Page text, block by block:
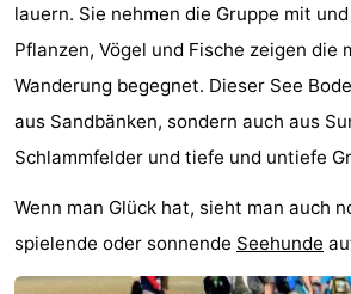
Radfahren
-
Wandern
Reiten
-
Essen
lauern. Sie nehmen die Gruppe mit
Pflanzen, Vögel und Fische zeigen die
Wanderung begegnet. Dieser See
aus Sandbänken, sondern auch aus
Schlammfelder und tiefe und untiefe
Wenn man Glück hat, sieht man auch
spielende oder sonnende Seehunde